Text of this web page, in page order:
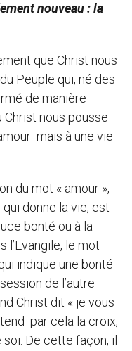
nouveau : la
que Christ nous
Peuple qui, né des
de manière
Christ nous pousse
mais à une vie
du mot « amour »,
donne la vie, est
bonté ou à la
l’Evangile, le mot
indique une bonté
de l’autre
Christ dit « je vous
par cela la croix,
De cette façon, il